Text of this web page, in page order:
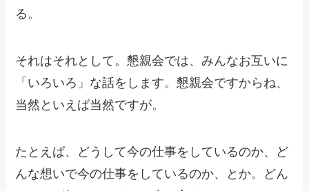
る。
それはそれとして。懇親会では、みんなお互いに
「いろいろ」な話をします。懇親会ですからね、
当然といえば当然ですが。
たとえば、どうして今の仕事をしているのか、ど
んな想いで今の仕事をしているのか、とか。どん